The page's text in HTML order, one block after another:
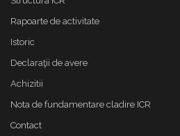
Rapoarte de activitate
Istoric
Declaraţii de avere
Achizitii
Nota de fundamentare cladire ICR
Contact